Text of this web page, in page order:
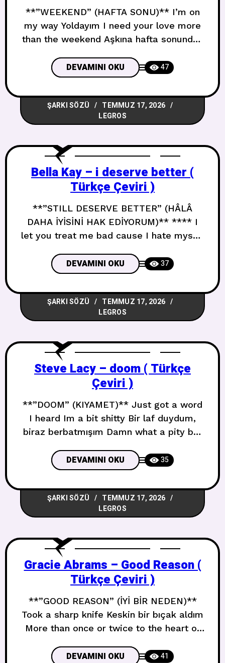
**”WEEKEND” (HAFTA SONU)** I’m on
my way Yoldayım I need your love more
than the weekend Aşkına hafta sonundan
Gece gündüz I need your touch more
than the weekend Dokunuşuna hafta
sonundan daha çok ihtiyacım var I’m
wide awake, I’m wide awake Tamamen
uyanığım, tamamen uyanığım No
DEVAMINI OKU 47
ŞARKI SÖZÜ
TEMMUZ 17, 2026
LEGROS
Bella Kay – i deserve better (
Türkçe Çeviri )
**”STILL DESERVE BETTER” (HÂLÂ
DAHA İYİSİNİ HAK EDİYORUM)** **** I
let you treat me bad cause I hate myself
kendimden nefret ediyorum Theres a
screw or two loose everybody can tell
Bir iki vida gevşek, herkes anlayabilir Is
your Lexapro working Lexapro’n çalışıyor
mu You havent called me in
DEVAMINI OKU 37
ŞARKI SÖZÜ
TEMMUZ 17, 2026
LEGROS
Steve Lacy – doom ( Türkçe
Çeviri )
**”DOOM” (KIYAMET)** Just got a word
I heard Im a bit shitty Bir laf duydum,
biraz berbatmışım Damn what a pity but
çok güzel kokuyorum Oh to be a villain
living in sin city Oh günah şehrinde bir
kötü adam olmak Everybody does it but
nobody talks
DEVAMINI OKU 35
ŞARKI SÖZÜ
TEMMUZ 17, 2026
LEGROS
Gracie Abrams – Good Reason (
Türkçe Çeviri )
**”GOOD REASON” (İYİ BİR NEDEN)**
Took a sharp knife Keskin bir bıçak aldım
More than once or twice to the heart of
fazla And you threatened it Ve tehdit
DEVAMINI OKU 41